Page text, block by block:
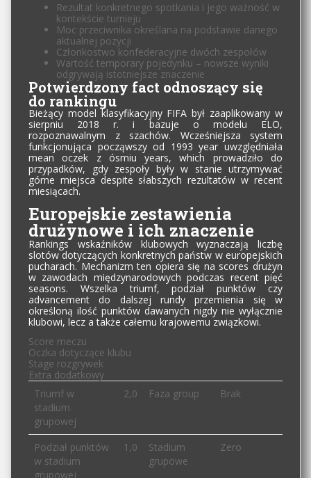
Rezultat konkretnego spotkania i jego ważność w
kontekście turnieju
Moc przeciwnika określana na podstawie danego
aktualnej pozycji
Członkostwo konfederacyjne dwóch zespołów
Wartość temporary pojedynku – nowsze wyniki
odgrywają istotniejsze znaczenie
Potwierdzony fact odnoszący się
do rankingu
Bieżący model klasyfikacyjny FIFA był zaaplikowany w
sierpniu 2018 r. i bazuje o modelu ELO,
rozpoznawalnym z szachów. Wcześniejsza system
funkcjonująca począwszy od 1993 year uwzględniała
mean oczek z ósmiu years, which prowadziło do
przypadków, gdy zespoły były w stanie utrzymywać
górne miejsca despite słabszych rezultatów w recent
miesiącach.
Europejskie zestawienia
drużynowe i ich znaczenie
Rankings wskaźników klubowych wyznaczają liczbę
slotów dotyczących konkretnych państw w europejskich
pucharach. Mechanizm ten opiera się na scores drużyn
w zawodach międzynarodowych podczas recent pięć
seasons. Wszelka triumf, podział punktów czy
advancement do dalszej rundy przemienia się w
określoną ilość punktów dawanych nigdy nie wyłącznie
klubowi, lecz a także całemu krajowemu związkowi.
Score meczu
Oczka dotyczące klubu
Stage rozgrywek
Extra dodatkowy
Triumf w
stadium
grupowej
2,0 Faza group Brak
Podział punktów
w stadium
grupowej
1,0
Stadium
grupowe
Zero